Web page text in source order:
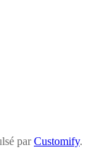
parCustomify.